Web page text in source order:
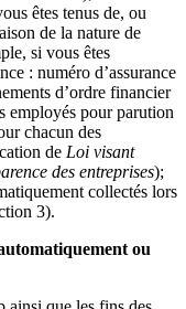
êtes tenus de, ou
de la nature de
si vous êtes
: numéro d’assurance
d’ordre financier
employés pour parution
chacun des
de Loi visant
des entreprises);
collectés lors
3).
ou